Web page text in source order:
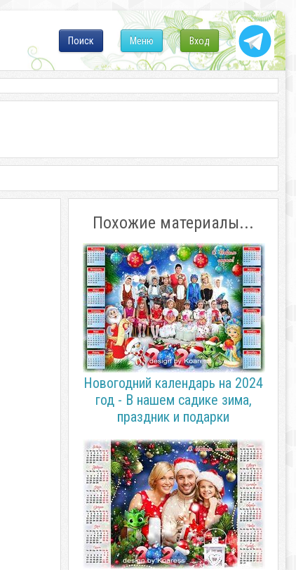
Вход
Меню
Поиск
Похожие материалы...
Новогодний календарь на 2024
год - В нашем садике зима,
праздник и подарки